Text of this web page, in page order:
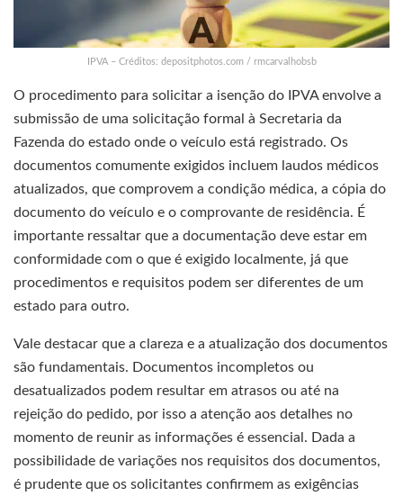
IPVA – Créditos: depositphotos.com / rmcarvalhobsb
O procedimento para solicitar a isenção do IPVA envolve a
submissão de uma solicitação formal à Secretaria da
Fazenda do estado onde o veículo está registrado. Os
documentos comumente exigidos incluem laudos médicos
atualizados, que comprovem a condição médica, a cópia do
documento do veículo e o comprovante de residência. É
importante ressaltar que a documentação deve estar em
conformidade com o que é exigido localmente, já que
procedimentos e requisitos podem ser diferentes de um
estado para outro.
Vale destacar que a clareza e a atualização dos documentos
são fundamentais. Documentos incompletos ou
desatualizados podem resultar em atrasos ou até na
rejeição do pedido, por isso a atenção aos detalhes no
momento de reunir as informações é essencial. Dada a
possibilidade de variações nos requisitos dos documentos,
é prudente que os solicitantes confirmem as exigências